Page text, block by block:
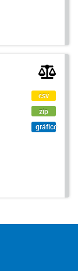
csv
zip
gráfico